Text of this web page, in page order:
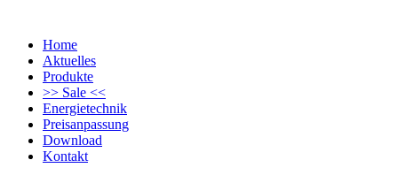
Home
Aktuelles
Produkte
>> Sale <<
Energietechnik
Preisanpassung
Download
Kontakt